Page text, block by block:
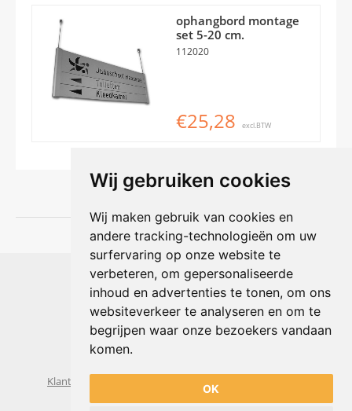
Wij gebruiken cookies
Wij maken gebruik van cookies en
andere tracking-technologieën om uw
surfervaring op onze website te
verbeteren, om gepersonaliseerde
inhoud en advertenties te tonen, om ons
websiteverkeer te analyseren en om te
begrijpen waar onze bezoekers vandaan
komen.
OK
ophangbord montage
set 5-20 cm.
112020
€25,28 excl.BTW
Shophouse online
Max Planckstraat 4
6716 BE Ede, Nederland
Telefoon:+31(0)318 618 121
E-mail: info@shophouse.nl
Geopend: ma t/m vr 09:00-17:00 uur
Klantenservice
Algemene voorwaarden